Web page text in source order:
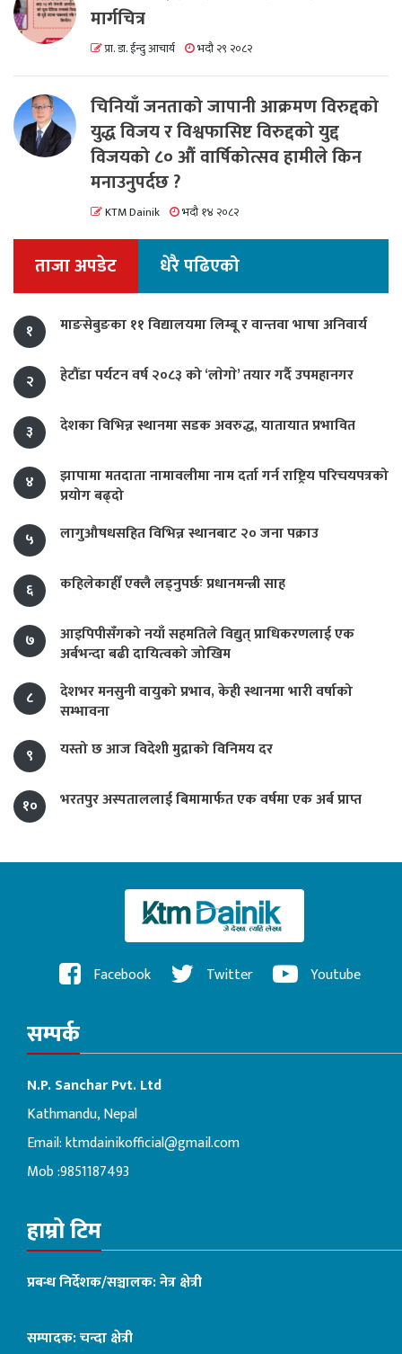
मार्गचित्र
प्रा. डा. ईन्दु आचार्य भदौ २९ २०८२
चिनियाँ जनताको जापानी आक्रमण विरुद्दको
युद्ध विजय र विश्वफासिष्ट विरुद्दको युद्द
विजयको ८० औं वार्षिकोत्सव हामीले किन
मनाउनुपर्दछ ?
KTM Dainik भदौ १४ २०८२
ताजा अपडेट धेरै पढिएको
१ माङसेबुङका ११ विद्यालयमा लिम्बू र वान्तवा भाषा अनिवार्य
२ हेटौंडा पर्यटन वर्ष २०८३ को ‘लाेगाे’ तयार गर्दै उपमहानगर
३ देशका विभिन्न स्थानमा सडक अवरुद्ध, यातायात प्रभावित
४
झापामा मतदाता नामावलीमा नाम दर्ता गर्न राष्ट्रिय परिचयपत्रको
प्रयोग बढ्दो
५
लागुऔषधसहित विभिन्न स्थानबाट २० जना पक्राउ
६ कहिलेकाहीँ एक्लै लड्नुपर्छः प्रधानमन्त्री साह
७
आइपिपीसँगको नयाँ सहमतिले विद्युत् प्राधिकरणलाई एक
अर्बभन्दा बढी दायित्वको जोखिम
८
देशभर मनसुनी वायुको प्रभाव, केही स्थानमा भारी वर्षाको
सम्भावना
९
यस्तो छ आज विदेशी मुद्राको विनिमय दर
१० भरतपुर अस्पताललाई बिमामार्फत एक वर्षमा एक अर्ब प्राप्त
Facebook Twitter Youtube
सम्पर्क
N.P. Sanchar Pvt. Ltd
Kathmandu, Nepal
Email:ktmdainikofficial@gmail.com
Mob :9851187493
हाम्रो टिम
प्रबन्ध निर्देशक/सञ्चालक: नेत्र क्षेत्री
सम्पादक: चन्दा क्षेत्री